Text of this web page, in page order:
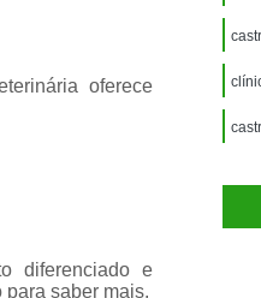
Santo André
Internação Animal
Estimação
Internação
Internação
Limpeza de Tártaro
oferece
diferenciado e
saber mais.